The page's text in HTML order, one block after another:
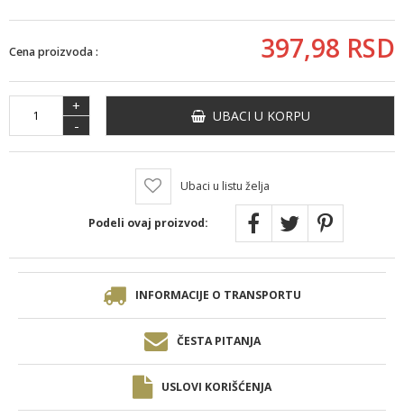
Cena proizvoda : 397,98 RSD
+
-
UBACI U KORPU
Ubaci u listu želja
Podeli ovaj proizvod:
INFORMACIJE O TRANSPORTU
ČESTA PITANJA
USLOVI KORIŠĆENJA